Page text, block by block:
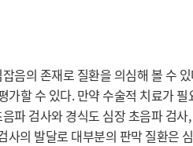
음의 존재로 질환을 의심해 볼 수
가할 수 있다. 만약 수술적 치료가
파 검사와 경식도 심장 초음파 검
사의 발달로 대부분의 판막 질환은